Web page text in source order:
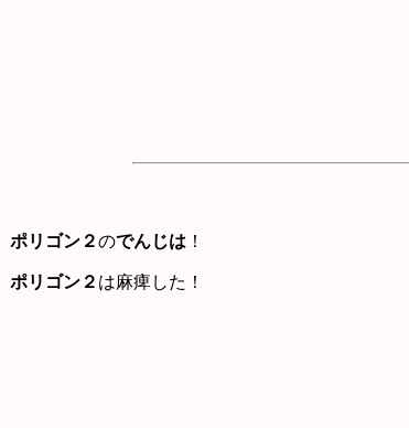
ポリゴン２のでんじは ！
ポリゴン２ は麻痺した！